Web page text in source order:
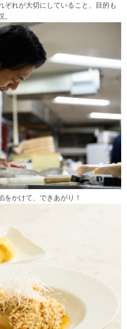
ぞれが大切にしていること、目的も
かけて、できあがり！